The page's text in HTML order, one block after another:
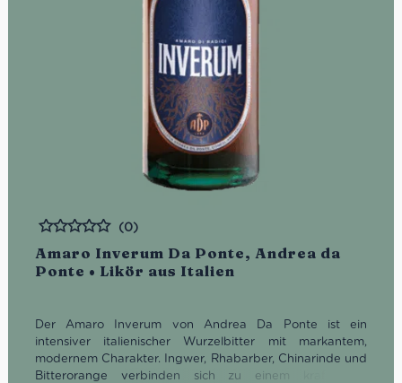
Amaro Inverum Da Ponte, Andrea da
Ponte • Likör aus Italien
Bewertet
(0)
Der Amaro Inverum von Andrea Da Ponte ist ein
intensiver italienischer Wurzelbitter mit markantem,
modernem Charakter. Ingwer, Rhabarber, Chinarinde und
Bitterorange verbinden sich zu einem kraftvollen,